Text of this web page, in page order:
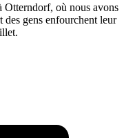
Otterndorf, où nous avons
gens enfourchent leur